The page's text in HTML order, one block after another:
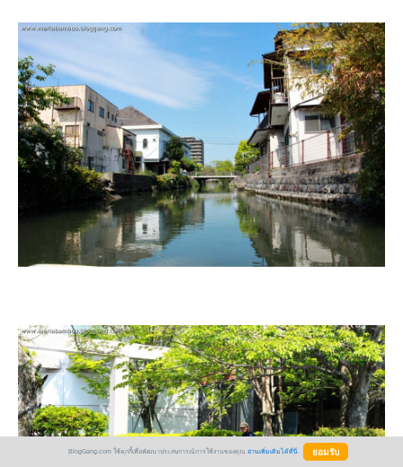
BlogGang.com ใช้คุกกี้เพื่อพัฒนาประสบการณ์การใช้งานของคุณ อ่านเพิ่มเติมได้ที่นี่